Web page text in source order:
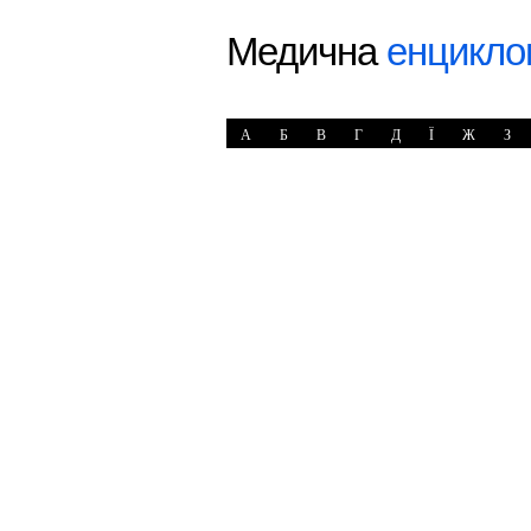
Медична
А Б В Г Д Ї Ж З